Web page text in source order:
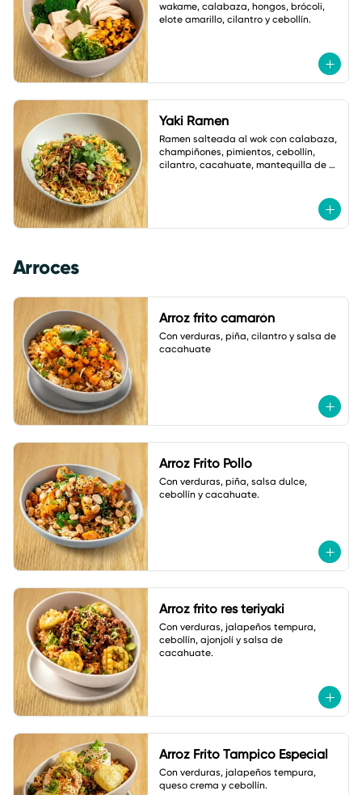
wakame, calabaza, hongos, brócoli,
elote amarillo, cilantro y cebollín.
Yaki Ramen
Ramen salteada al wok con calabaza,
champiñones, pimientos, cebollín,
cilantro, cacahuate, mantequilla de
Arroces
Arroz frito camarón
Con verduras, piña, cilantro y salsa de
cacahuate
Arroz Frito Pollo
Con verduras, piña, salsa dulce,
cebollín y cacahuate.
Arroz frito res teriyaki
Con verduras, jalapeños tempura,
cebollín, ajonjolí y salsa de
cacahuate.
Arroz Frito Tampico Especial
Con verduras, jalapeños tempura,
queso crema y cebollín.